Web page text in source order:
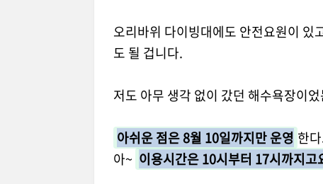
오리바위 다이빙대에도 안전요원이 있
도 될 겁니다.
저도 아무 생각 없이 갔던 해수욕장이
아쉬운 점은 8월 10일까지만 운영 한
아~ 이용시간은 10시부터 17시까지고